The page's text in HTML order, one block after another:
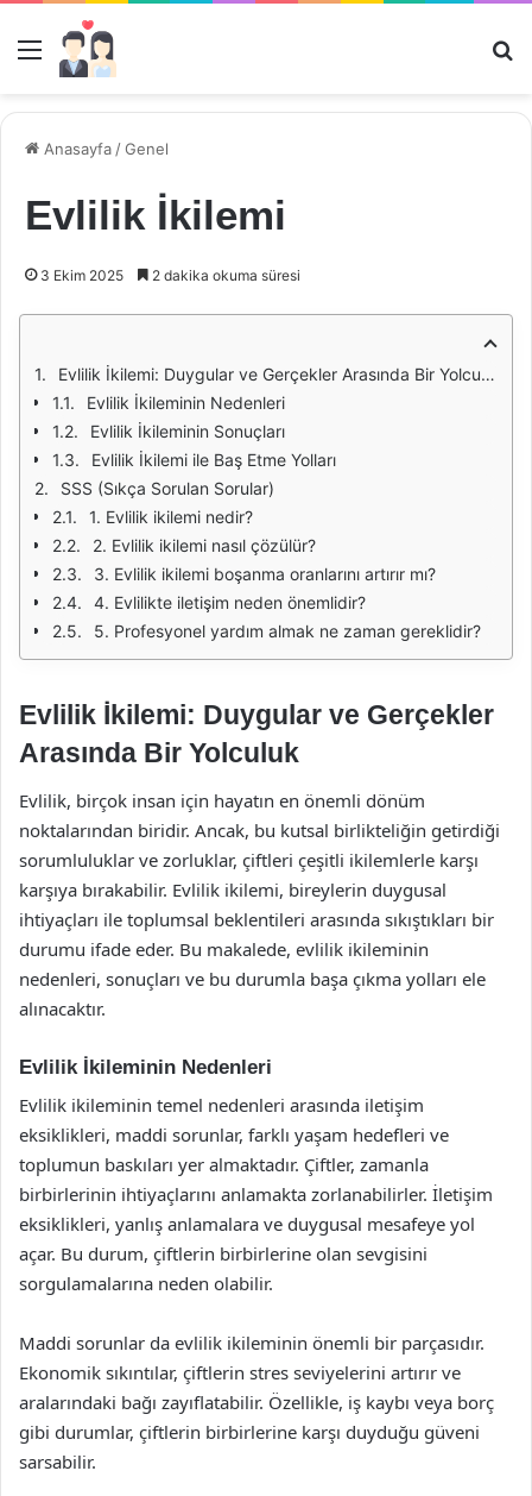
Menü
Anasayfa /Genel
Evlilik İkilemi
3 Ekim 2025 2 dakika okuma süresi
Evlilik İkilemi: Duygular ve Gerçekler Arasında Bir Yolculuk
Evlilik İkileminin Nedenleri
Evlilik İkileminin Sonuçları
Evlilik İkilemi ile Baş Etme Yolları
SSS (Sıkça Sorulan Sorular)
1. Evlilik ikilemi nedir?
2. Evlilik ikilemi nasıl çözülür?
3. Evlilik ikilemi boşanma oranlarını artırır mı?
4. Evlilikte iletişim neden önemlidir?
5. Profesyonel yardım almak ne zaman gereklidir?
Evlilik İkilemi: Duygular ve Gerçekler
Arasında Bir Yolculuk
Evlilik, birçok insan için hayatın en önemli dönüm
noktalarından biridir. Ancak, bu kutsal birlikteliğin getirdiği
sorumluluklar ve zorluklar, çiftleri çeşitli ikilemlerle karşı
karşıya bırakabilir. Evlilik ikilemi, bireylerin duygusal
ihtiyaçları ile toplumsal beklentileri arasında sıkıştıkları bir
durumu ifade eder. Bu makalede, evlilik ikileminin
nedenleri, sonuçları ve bu durumla başa çıkma yolları ele
alınacaktır.
Evlilik İkileminin Nedenleri
Evlilik ikileminin temel nedenleri arasında iletişim
eksiklikleri, maddi sorunlar, farklı yaşam hedefleri ve
toplumun baskıları yer almaktadır. Çiftler, zamanla
birbirlerinin ihtiyaçlarını anlamakta zorlanabilirler. İletişim
eksiklikleri, yanlış anlamalara ve duygusal mesafeye yol
açar. Bu durum, çiftlerin birbirlerine olan sevgisini
sorgulamalarına neden olabilir.
Maddi sorunlar da evlilik ikileminin önemli bir parçasıdır.
Ekonomik sıkıntılar, çiftlerin stres seviyelerini artırır ve
aralarındaki bağı zayıflatabilir. Özellikle, iş kaybı veya borç
gibi durumlar, çiftlerin birbirlerine karşı duyduğu güveni
sarsabilir.